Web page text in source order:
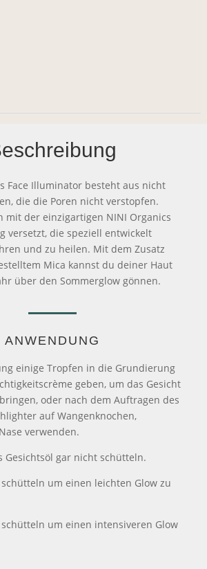
Face Illuminator besteht aus nicht
die die Poren nicht verstopfen.
mit der einzigartigen NINI Organics
versetzt, die speziell entwickelt
und zu heilen. Mit dem Zusatz
Mica kannst du deiner Haut
über den Sommerglow gönnen.
ANWENDUNG
einige Tropfen in die Grundierung
geben, um das Gesicht
oder nach dem Auftragen des
auf Wangenknochen,
verwenden.
Gesichtsöl gar nicht schütteln.
um einen leichten Glow zu
schütteln um einen intensiveren Glow